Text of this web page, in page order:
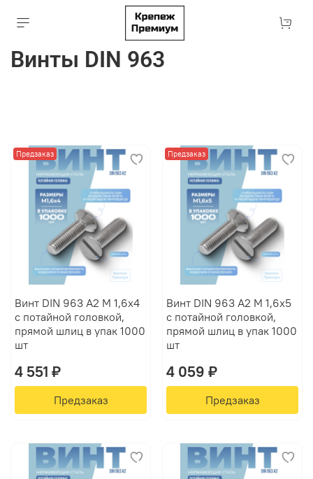
Винты DIN 963
Предзаказ
Винт DIN 963 А2 M 1,6х4
с потайной головкой,
прямой шлиц в упак 1000
шт
4 551 ₽
Предзаказ
Предзаказ
Винт DIN 963 А2 M 1,6х5
с потайной головкой,
прямой шлиц в упак 1000
шт
4 059 ₽
Предзаказ